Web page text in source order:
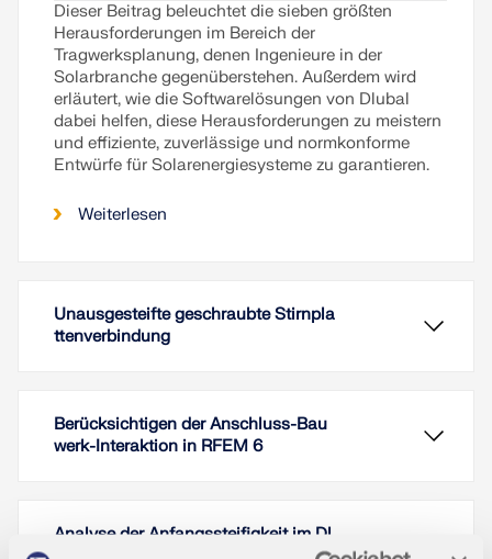
Dieser Beitrag beleuchtet die sieben größten
Herausforderungen im Bereich der
Tragwerksplanung, denen Ingenieure in der
Solarbranche gegenüberstehen. Außerdem wird
erläutert, wie die Softwarelösungen von Dlubal
dabei helfen, diese Herausforderungen zu meistern
und effiziente, zuverlässige und normkonforme
Entwürfe für Solarenergiesysteme zu garantieren.
Weiterlesen
Unausgesteifte geschraubte Stirnpla
ttenverbindung
Berücksichtigen der Anschluss-Bau
werk-Interaktion in RFEM 6
Analyse der Anfangssteifigkeit im Dl